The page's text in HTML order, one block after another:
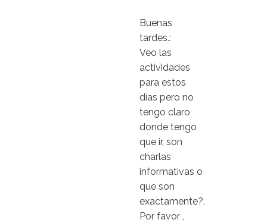
Buenas
tardes.:
Veo las
actividades
para estos
días pero no
tengo claro
donde tengo
que ir, son
charlas
informativas o
que son
exactamente?.
Por favor ,